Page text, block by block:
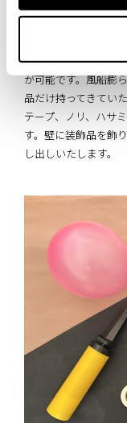
セルフデコ
当ホテルでは、客室
が可能です。風船膨
品だけ持ってきてい
テープ、ノリ、ハサ
す。壁に装飾品を飾
し出しいたします。